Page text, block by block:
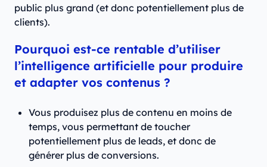
public plus grand (et donc potentiellement plus de
clients).
Pourquoi est-ce rentable d’utiliser
l’intelligence artificielle pour produire
et adapter vos contenus ?
Vous produisez plus de contenu en moins de
temps, vous permettant de toucher
potentiellement plus de leads, et donc de
générer plus de conversions.